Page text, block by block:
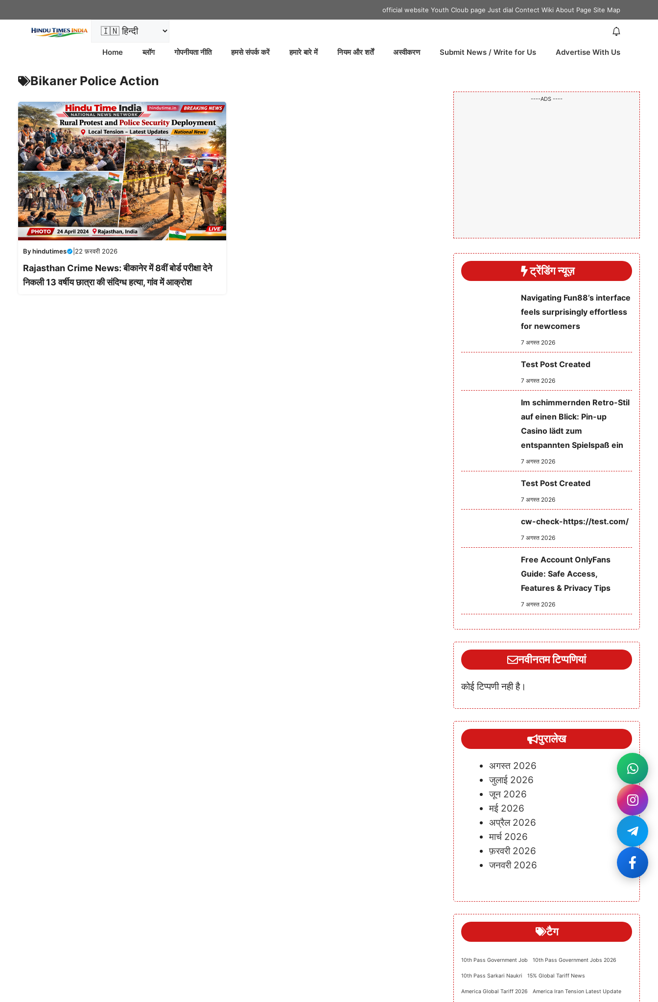
official website Youth Cloub page Just dial Contect Wiki About Page Site Map
Home ब्लॉग गोपनीयता नीति हमसे संपर्क करें हमारे बारे में नियम और शर्तें अस्वीकरण Submit News / Write for Us Advertise With Us
Bikaner Police Action
Byhindutimes 22 फ़रवरी 2026
Rajasthan Crime News: बीकानेर में 8वीं बोर्ड परीक्षा देने
निकली 13 वर्षीय छात्रा की संदिग्ध हत्या, गांव में आक्रोश
----ADS ----
ट्रेंडिंग न्यूज़
Navigating Fun88’s interface
feels surprisingly effortless
for newcomers
7 अगस्त 2026
Test Post Created
7 अगस्त 2026
Im schimmernden Retro-Stil
auf einen Blick: Pin-up
Casino lädt zum
entspannten Spielspaß ein
7 अगस्त 2026
Test Post Created
7 अगस्त 2026
cw-check-https://test.com/
7 अगस्त 2026
Free Account OnlyFans
Guide: Safe Access,
Features & Privacy Tips
7 अगस्त 2026
नवीनतम टिप्पणियां
कोई टिप्पणी नही है।
पुरालेख
अगस्त 2026
जुलाई 2026
जून 2026
मई 2026
अप्रैल 2026
मार्च 2026
फ़रवरी 2026
जनवरी 2026
टैग
10th Pass Government Job 10th Pass Government Jobs 2026
10th Pass Sarkari Naukri 15% Global Tariff News
America Global Tariff 2026 America Iran Tension Latest Update